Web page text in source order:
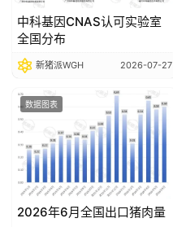
猪
中科基因CNAS认可实验室
全国分布
新猪派WGH 2026-07-27
数据图表
2026年6月全国出口猪肉量